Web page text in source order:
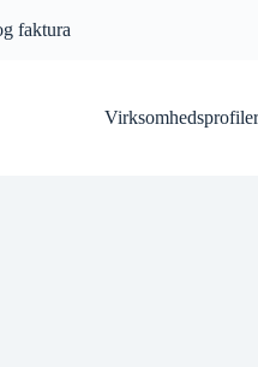
faktura
Virksomhedsprofiler